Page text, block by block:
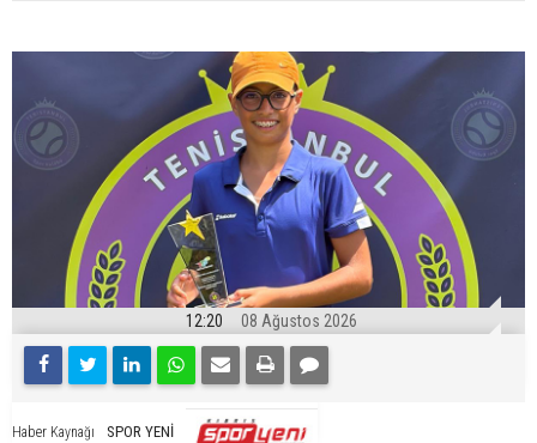
12:20 08 Ağustos 2026
Haber Kaynağı SPOR YENİ